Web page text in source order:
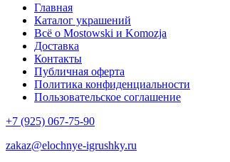
Главная
Каталог украшений
Всё о Mostowski и Komozja
Доставка
Контакты
Публичная оферта
Политика конфиденциальности
Пользовательское соглашение
+7 (925) 067-75-90
zakaz@elochnye-igrushky.ru